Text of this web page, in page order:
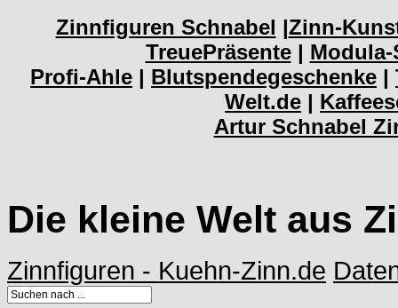
Zinnfiguren Schnabel |Zinn-
TreuePräsente|
Profi-Ahle | Blutspendegeschenke |
Welt.de |
Artur Schnabel
Die kleine Welt aus
Zinnfiguren - Kuehn-Zinn.de